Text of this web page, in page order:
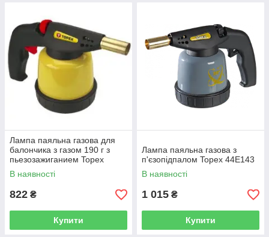
Лампа паяльна газова для
балончика з газом 190 г з
пьезозажиганием Topex
44E141
В наявності
822 ₴
Купити
Лампа паяльна газова з
п'єзопідпалом Topex 44E143
В наявності
1 015 ₴
Купити